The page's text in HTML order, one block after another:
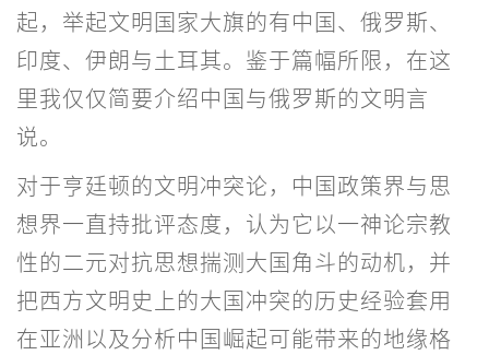
起，举起文明国家大旗的有中国、俄罗斯、
印度、伊朗与土耳其。鉴于篇幅所限，在这
里我仅仅简要介绍中国与俄罗斯的文明言
说。
对于亨廷顿的文明冲突论，中国政策界与思
想界一直持批评态度，认为它以一神论宗教
性的二元对抗思想揣测大国角斗的动机，并
把西方文明史上的大国冲突的历史经验套用
在亚洲以及分析中国崛起可能带来的地缘格